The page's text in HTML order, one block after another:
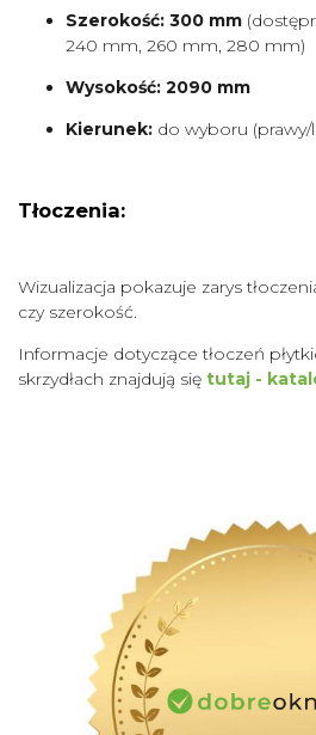
Szerokość: 300 mm
240 mm, 260 mm, 280 mm)
Wysokość: 2090 mm
Kierunek: do wyboru (prawy/
Tłoczenia:
Wizualizacja pokazuje zarys
czy szerokość.
Informacje dotyczące tłoczeń
skrzydłach znajdują się tutaj -